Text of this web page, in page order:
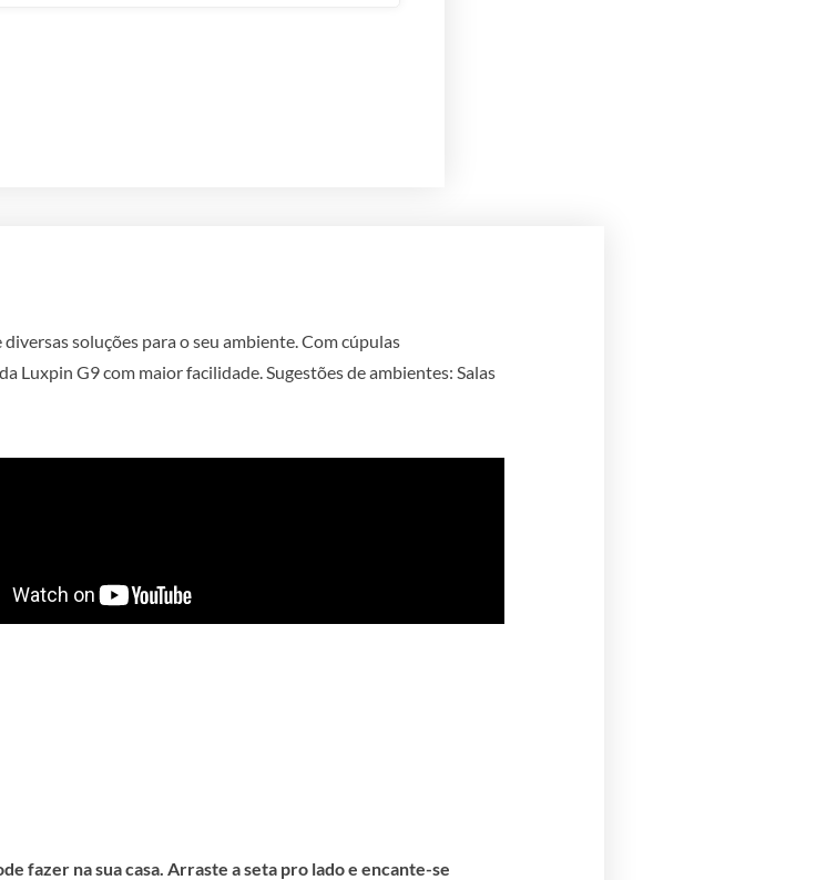
soluções para o seu ambiente. Com cúpulas
Luxpin G9 com maior facilidade. Sugestões de ambientes: Salas
fazer na sua casa. Arraste a seta pro lado e encante-se